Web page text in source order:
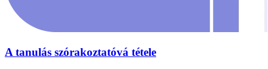
A tanulás szórakoztatóvá tétele